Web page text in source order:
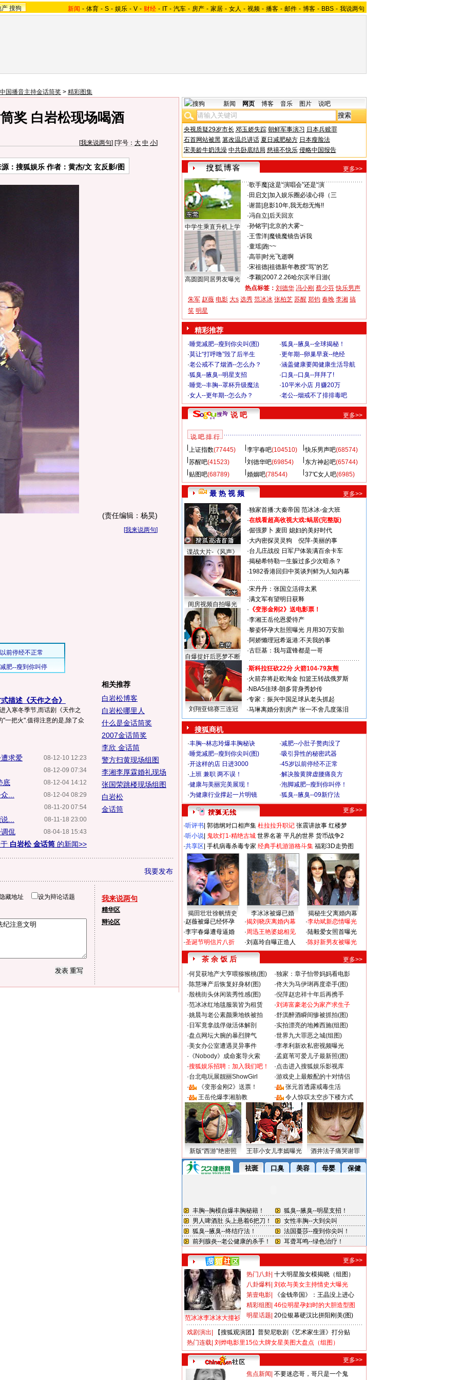
产 搜狗 新闻 - 体育 - S - 娱乐 - V - 财经 - IT - 汽车 - 房产 - 家居 - 女人 - 视频 - 播客 - 邮件 - 博客 - BBS - 我说两句
国播音主持金话筒奖 > 精彩图集
奖 白岩松现场喝酒
[我来说两句] [字号： 大 中 小]
源：搜狐娱乐 作者：黄杰/文 玄反影/图
(责任编辑：杨昊)
[我来说两句]
描述《天作之合》
入寒冬季节,而话剧《天作之
"一把火".值得注意的是,除了众
08-12-10 12:23
求爱
08-12-09 07:34
08-12-04 14:12
底
08-12-04 08:29
...
08-11-20 07:54
08-11-18 23:00
...
08-04-18 15:43
侃
白岩松 金话筒 的新闻>>
相关推荐
白岩松博客
白岩松哪里人
什么是金话筒奖
2007金话筒奖
李欣 金话筒
警方扫黄现场组图
李湘李厚霖婚礼现场
张国荣跳楼现场组图
白岩松
金话筒
我要发布
藏地址 设为辩论话题 我来说两句
精华区
辩论区
新闻 网页 博客 音乐 图片 说吧
央视质疑29岁市长 邓玉娇失踪 朝鲜军事演习 日本兵赎罪
石首网站被黑 篡改温总讲话 夏日减肥秘方 日本瘦脸法
宋美龄牛奶洗澡 中共卧底结局 慈禧不快乐 侵略中国报告
更多>>
中学生乘直升机上学
高圆圆同居男友曝光
·歌手魔| 这是“演唱会”还是“演
· 田启文 加入娱乐圈必读心得（三
·谢苗| 息影10年,我无怨无悔!!
·冯自立 后天回京
·孙铭宇| 北京的大雾~
·王雪洋| 魔镜魔镜告诉我
·童瑶| 跑~~
·高菲| 时光飞逝啊
·宋祖德| 祖德新年教授“骂”的艺
·李颖| 2007.2.26哈尔滨半日游(
热点标签： 刘德华 冯小刚 蔡少芬 快乐男声
朱军 赵薇 电影 大s 选秀 范冰冰 张柏芝 苏醒 郑钧 春晚 李湘 搞
笑 明星
精彩推荐
·睡觉减肥--瘦到你尖叫(图) ·狐臭--腋臭--全球揭秘！
·莫让“打呼噜”毁了后半生 ·更年期--卵巢早衰--绝经
·老公戒不了烟酒--怎么办？ ·涵盖健康要闻健康生活导航
·狐臭--腋臭--明星支招 ·口臭--口臭--拜拜了!
·睡觉--丰胸--罩杯升级魔法 ·10平米小店 月赚20万
·女人--更年期--怎么办？ ·老公--烟戒不了排排毒吧
说 吧 更多>>
说 吧 排 行
上证指数(77445) 李宇春吧(104510) 快乐男声吧(68574)
苏醒吧(41523) 刘德华吧(69854) 东方神起吧(65744)
贴图吧(68789) 婚姻吧(78544) 37℃女人吧(6985)
最 热 视 频 更多>>
谍战大片-《风声》
闺房视频自拍曝光
自爆捉奸后恶梦不断
·独家首播:大秦帝国 范冰冰-金大班
·在线看超高收视大戏:蜗居(完整版)
·倔强萝卜 麦田 媳妇的美好时代
·大内密探灵灵狗
倪萍-美丽的事
·台儿庄战役 日军尸体装满百余卡车
·揭秘希特勒一生躲过多少次暗杀？
·1982香港回归中英谈判鲜为人知内幕
·宋丹丹：张国立活得太累
·满文军有望明日获释
· 《变形金刚2》送电影票！
·李湘王岳伦恩爱待产
·黎姿怀孕大肚照曝光 月用30万安胎
·阿娇懒理冠希返港:不关我的事
·古巨基：我与霆锋都是一哥
刘翔亚锦赛三连冠
·斯科拉狂砍22分 火箭104-79灰熊
·火箭弃将赴欧淘金 扣篮王转战俄罗斯
· NBA5佳球-朗多背身秀妙传
·专家：振兴中国足球从老头抓起
·马琳离婚分割房产 张一不舍几度落泪
搜狐商机
·丰胸--林志玲爆丰胸秘诀 ·减肥--小肚子赘肉没了
·睡觉减肥--瘦到你尖叫(图) ·吸引异性的秘密武器
·开这样的店 日进3000 ·45岁以前停经不正常
·上班 兼职 两不误！ ·解决脸黄脾虚腰痛良方
·健康与美丽完美展现！ ·泡脚减肥--瘦到你叫停！
·为健康行业撑起一片明镜 ·狐臭--腋臭--09新疗法
更多>>
·听评书 郭德纲对口相声集 杜拉拉升职记 张震讲故事 红楼梦
·听小说 鬼吹灯1-精绝古城 世界名著 平凡的世界 货币战争2
·共享区 手机病毒杀毒专家 经典手机游游格斗集 福彩3D走势图
揭田壮壮徐帆情史 李冰冰被爆已婚
揭秘生父离婚内幕
·赵薇被爆已经怀孕
·李宇春爆遭母逼婚
·圣诞节明信片八折
·揭刘晓庆离婚内幕
·周迅王艳婆媳相见
·刘嘉玲自曝正造人
·李幼斌新恋情曝光
·陆毅爱女照首曝光
·陈好新男友被曝光
茶 余 饭 后
更多>>
·何炅获地产大亨喂猕猴桃(图) ·独家：章子怡带妈妈看电影
·陈慧琳产后恢复好身材(图) ·佟大为马伊琍再度牵手(图)
·殷桃街头休闲装秀性感(图) ·倪萍赵忠祥十年后再携手
·范冰冰红地毯服装皆为租赁 ·刘涛富豪老公为家产求生子
·姚晨与老公素颜乘地铁被拍 ·舒淇醉酒瞬间惨被抓拍(图)
· 日军竟拿战俘做活体解剖 ·实拍漂亮的地摊西施(组图)
·盘点网坛大腕的暴烈脾气 ·世界九大罪恶之城(组图)
·美女办公室遭遇灵异事件 ·李孝利新欢私密视频曝光
· 《Nobody》成命案导火索 ·孟庭苇可爱儿子最新照(图)
·搜狐娱乐招聘：加入我们吧！ ·点击进入搜狐娱乐影视库
·台北电玩展靓丽ShowGirl ·游戏史上最般配的十对情侣
·
《变形金刚2》送票！ ·
张元首透露戒毒生活
·
王岳伦爆李湘胎教 · 令人惊叹太空步下楼方式
新版“西游”绝密照 王菲小女儿李嫣曝光 酒井法子痛哭谢罪
更多>>
范冰冰李冰冰大撞衫
热门八卦 十大明星脸女模揭晓（组图）
八卦爆料 刘欢与美女主持情史大曝光
第壹电影
《金钱帝国》：王晶没上进心
精彩组图 46位明星孕妇时的大胆造型图
明星话题 20位银幕硬汉比拼阳刚美(图)
戏剧演出
【搜狐观演团】普契尼歌剧《艺术家生涯》打分贴
热门连载 刘烨电影里15位大牌女星美图大盘点（组图）
更多>>
焦点新闻 不要迷恋哥，哥只是一个鬼